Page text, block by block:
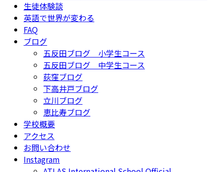
生徒体験談
英語で世界が変わる
FAQ
ブログ
五反田ブログ 小学生コース
五反田ブログ 中学生コース
荻窪ブログ
下高井戸ブログ
立川ブログ
恵比寿ブログ
学校概要
アクセス
お問い合わせ
Instagram